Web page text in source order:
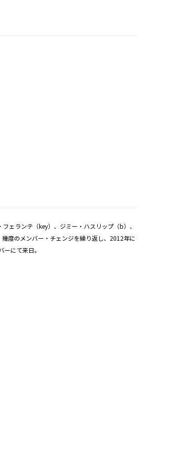
ェランテ（key）、ジミー・ハスリップ（b）、
度のメンバー・チェンジを繰り返し、2012年に
にて来日。